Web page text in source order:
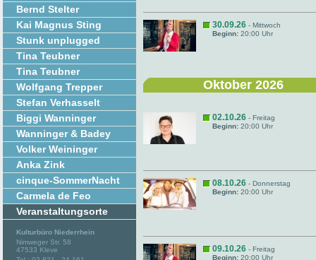
Bernd Stelter
Kai Magnus Sting
Stunk unplugged
Tina Teubner
Tina Teubner
Wolfgang Trepper
Stefan Verhasselt
Biggi Wanninger
Wanninger & Badey
Volker Weininger
Anka Zink
cinque-SommerNacht
Carmela de Feo
Veranstaltungsorte
Kulturbüro Niederrhein
Nimweger Str. 58
47533 Kleve
30.09.26 - Mittwoch
Beginn: 20:00 Uhr
Oktober 2026
02.10.26 - Freitag
Beginn: 20:00 Uhr
08.10.26 - Donnerstag
Beginn: 20:00 Uhr
09.10.26 - Freitag
Beginn: 20:00 Uhr